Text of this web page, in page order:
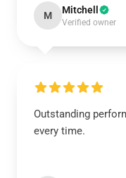
M Mitchell
Verified owner
Outstanding
every time.